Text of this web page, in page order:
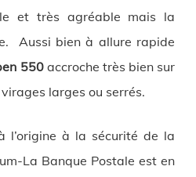
et très agréable mais la
Aussi bien à allure rapide
550accroche très bien sur
larges ou serrés.
l’origine à la sécurité de la
La Banque Postale est en